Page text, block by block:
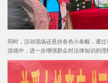
同时，活动现场还悬挂各色小条幅，通
游戏中，进一步增强群众对法律知识的理